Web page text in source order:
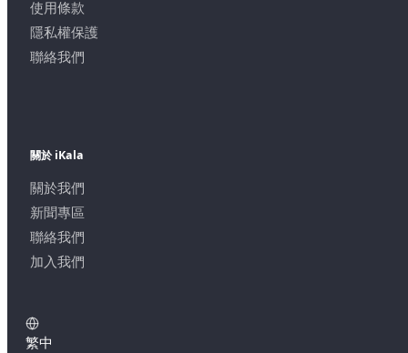
使用條款
隱私權保護
聯絡我們
關於 iKala
關於我們
新聞專區
聯絡我們
加入我們
繁中